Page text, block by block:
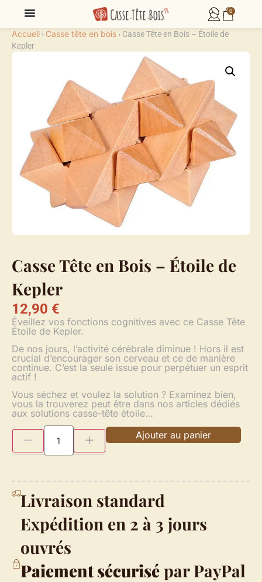
0
Accueil › Casse tête en bois › Casse Tête en Bois – Étoile de
Kepler
Casse Tête en Bois – Étoile de
Kepler
12,90 €
Éveillez vos fonctions cognitives avec ce Casse Tête
Étoile de Kepler.
De nos jours, l’activité cérébrale diminue ! Hors il est
crucial d’encourager son cerveau et ce de manière
continue. C’est la seule issue pour perpétuer un esprit
actif !
Vous séchez et voulez la solution ? Examinez bien,
vous la trouverez peut être dans nos articles dédiés
aux solutions casse-tête étoile…
Ajouter au panier
Livraison standard
Expédition en 2 à 3 jours
ouvrés
Paiement sécurisépar PayPal